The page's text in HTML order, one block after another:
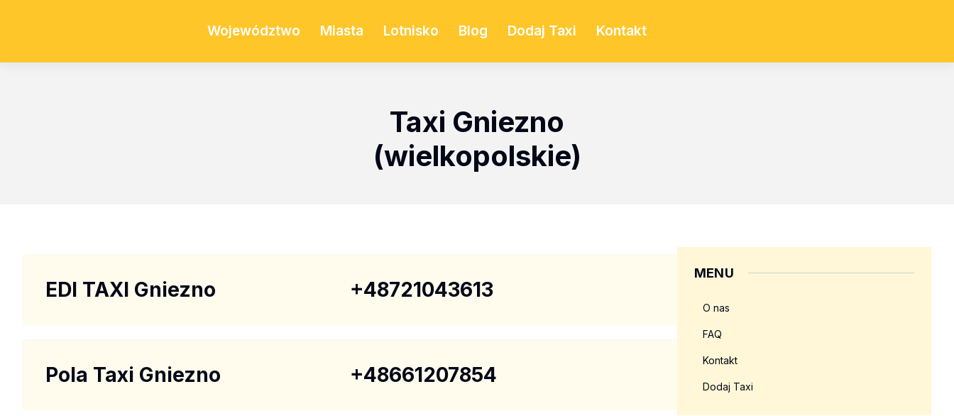
Województwo Miasta Lotnisko Blog Dodaj Taxi Kontakt
Taxi Gniezno
(wielkopolskie)
EDI TAXI Gniezno +48721043613
Pola Taxi Gniezno +48661207854
MENU
O nas
FAQ
Kontakt
Dodaj Taxi